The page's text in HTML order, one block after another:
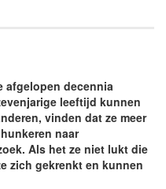
afgelopen decennia
leeftijd kunnen
vinden dat ze meer
naar
Als het ze niet lukt die
zich gekrenkt en kunnen